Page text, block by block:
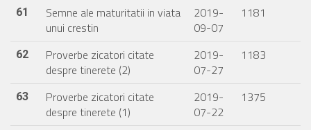
61
Semne ale maturitatii in viata
unui crestin
2019-
09-07
1181
62
Proverbe zicatori citate
despre tinerete (2)
2019-
07-27
1183
63
Proverbe zicatori citate
despre tinerete (1)
2019-
07-22
1375